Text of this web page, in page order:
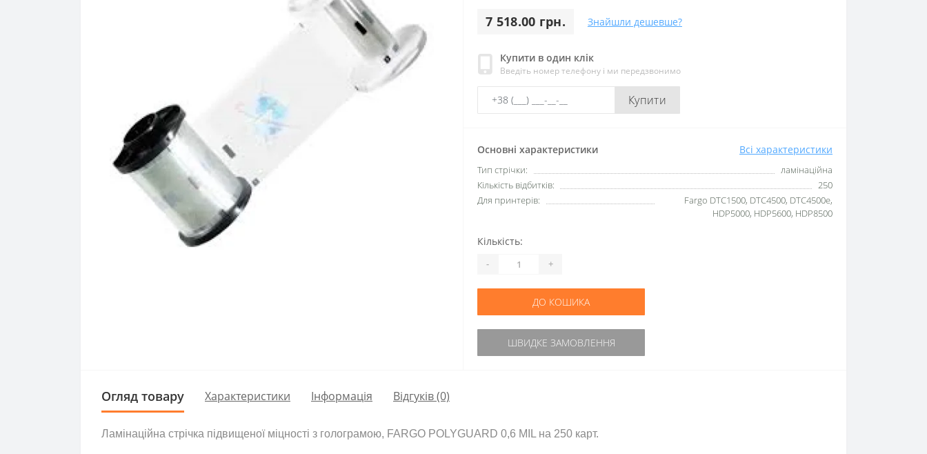
7 518.00 грн. Знайшли дешевше?
Купити в один клік
Введіть номер телефону і ми передзвонимо
Купити
Основні характеристики Всі характеристики
Тип стрічки:
ламінаційна
Кількість відбитків:
250
Для принтерів:
Fargo DTC1500, DTC4500, DTC4500e,
HDP5000, HDP5600, HDP8500
Кількість:
- +
ДО КОШИКА
ШВИДКЕ ЗАМОВЛЕННЯ
Огляд товару Характеристики Інформація Відгуків (0)
Ламінаційна стрічка підвищеної міцності з голограмою, FARGO POLYGUARD 0,6 MIL на 250 карт.